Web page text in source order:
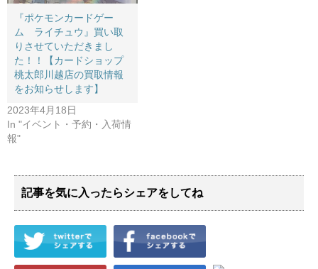
『ポケモンカードゲー
ム ライチュウ』買い取
りさせていただきまし
た！！【カードショップ
桃太郎川越店の買取情報
をお知らせします】
2023年4月18日
In "イベント・予約・入荷情
報"
記事を気に入ったらシェアをしてね